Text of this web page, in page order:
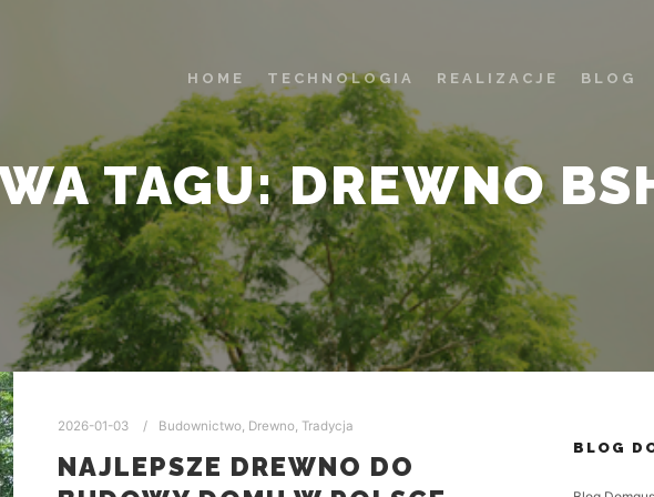
HOME TECHNOLOGIA REALIZACJE BLOG
TAGU:DREWNO
2026-01-03 Budownictwo, Drewno, Tradycja
NAJLEPSZE DREWNO DO
BLOG